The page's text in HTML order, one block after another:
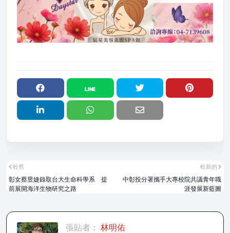
較新的
中彰投分署攜手大專校院共議青年職
涯發展新藍圖
較舊
彰女蔡昱婕錄取台大生命科學系 提
前展開海洋生物研究之路
張貼者： 林明佑